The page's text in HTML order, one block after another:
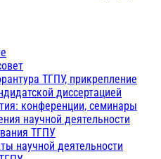
ТГПУ, прикрепление
диссертацией
конференции, семинары
научной деятельности
ТГПУ
научной деятельности